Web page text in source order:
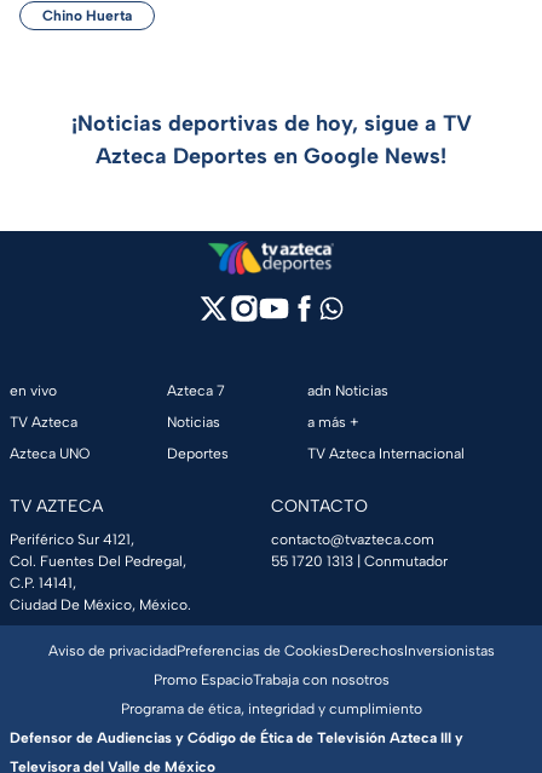
Chino Huerta
¡Noticias deportivas de hoy, sigue a TV
Azteca Deportes en Google News!
en vivo
TV Azteca
Azteca UNO
Azteca 7
Noticias
Deportes
adn Noticias
a más +
TV Azteca Internacional
TV AZTECA
Periférico Sur 4121,
Col. Fuentes Del Pedregal,
C.P. 14141,
Ciudad De México, México.
CONTACTO
contacto@tvazteca.com
55 1720 1313 | Conmutador
Aviso de privacidadPreferencias de CookiesDerechosInversionistas
Promo EspacioTrabaja con nosotros
Programa de ética, integridad y cumplimiento
Defensor de Audiencias y Código de Ética de Televisión Azteca III y
Televisora del Valle de México